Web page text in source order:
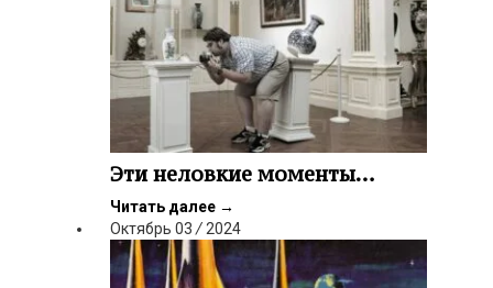
Эти неловкие моменты…
Читать далее →
Октябрь 03 / 2024